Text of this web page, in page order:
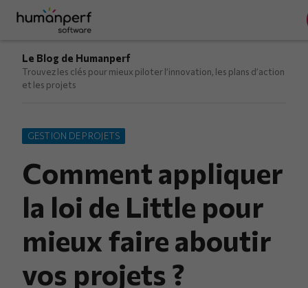
Le Blog de Humanperf
Trouvez les clés pour mieux piloter l’innovation, les plans d’action
et les projets
GESTION DE PROJETS
Comment appliquer
la loi de Little pour
mieux faire aboutir
vos projets ?